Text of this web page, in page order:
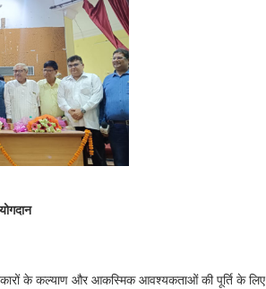
के कल्याण और आकस्मिक आवश्यकताओं की पूर्ति के लिए